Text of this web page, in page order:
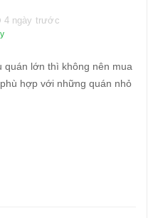
4 ngày trước
quán lớn thì không nên mua
hợp với những quán nhỏ